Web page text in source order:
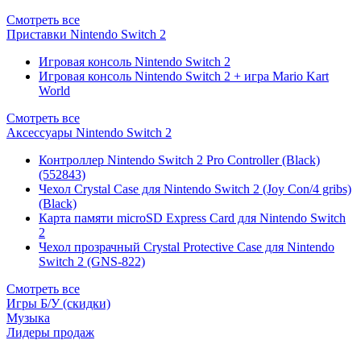
Смотреть все
Приставки Nintendo Switch 2
Игровая консоль Nintendo Switch 2
Игровая консоль Nintendo Switch 2 + игра Mario Kart
World
Смотреть все
Аксессуары Nintendo Switch 2
Контроллер Nintendo Switch 2 Pro Controller (Black)
(552843)
Чехол Сrystal Сase для Nintendo Switch 2 (Joy Con/4 gribs)
(Black)
Карта памяти microSD Express Card для Nintendo Switch
2
Чехол прозрачный Crystal Protective Case для Nintendo
Switch 2 (GNS-822)
Смотреть все
Игры Б/У (скидки)
Музыка
Лидеры продаж